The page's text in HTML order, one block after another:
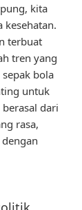
kita
kesehatan.
terbuat
tren yang
bola
untuk
dari
rasa,